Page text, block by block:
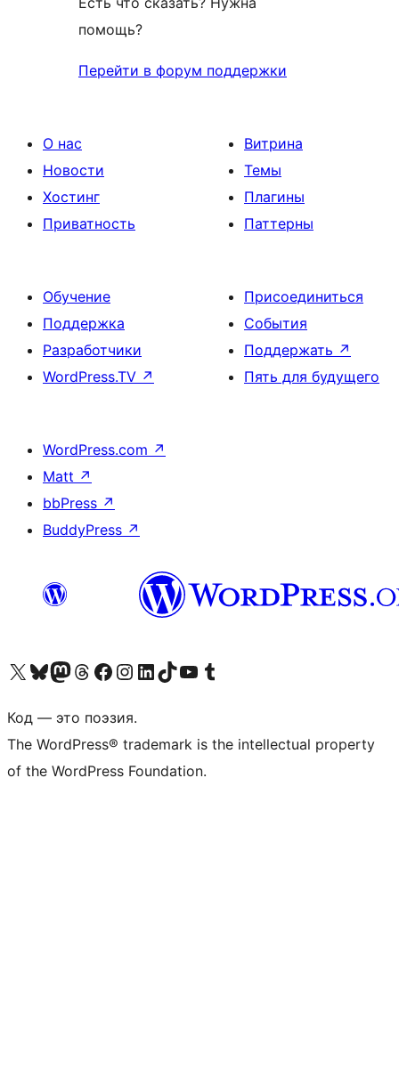
помощь?
Перейти в форум поддержки
О нас
Новости
Хостинг
Приватность
Витрина
Темы
Плагины
Паттерны
Обучение
Поддержка
Разработчики
WordPress.TV ↗
Присоединиться
События
Поддержать ↗
Пять для будущего
WordPress.com ↗
Matt ↗
bbPress ↗
BuddyPress ↗
Посетите нас в X (ранее Twitter)
Посетите нашу учётную запись в Bluesky
Посетите нашу ленту в Mastodon
Посетите нашу учётную запись в Threads
Посетите нашу страницу на Facebook
Посетите наш Instagram
Посетите нашу страницу в LinkedIn
Посетите нашу учётную запись в TikTok
Посетите наш канал YouTube
Посетите нашу учётную запись в Tumblr
Код — это поэзия.
The WordPress® trademark is the intellectual property
of the WordPress Foundation.